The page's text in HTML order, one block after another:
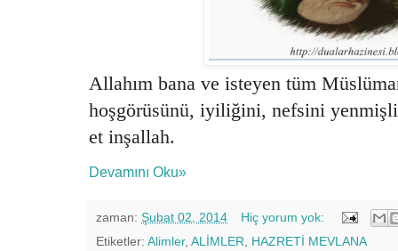
Allahım bana ve isteyen tüm
hoşgörüsünü, iyiliğini, nefsini
et inşallah.
Devamını Oku»
zaman: Şubat 02, 2014
Hiç yorum yok:
Etiketler: Alimler, ALİMLER HAZRETİ MEVLANA